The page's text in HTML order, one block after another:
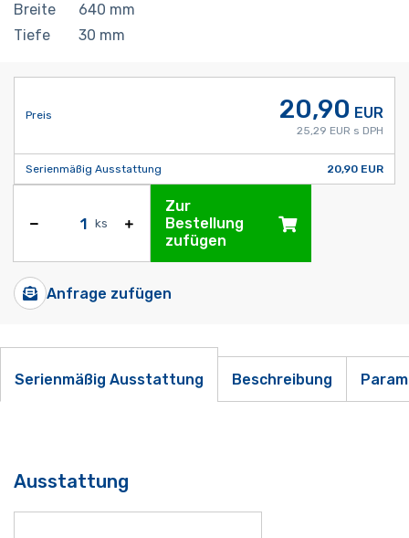
Breite
640 mm
Tiefe
30 mm
Preis 20,90 EUR
25,29 EUR s DPH
Serienmäßig Ausstattung 20,90 EUR
ks
Zur
Bestellung
zufügen
Anfrage zufügen
Serienmäßig Ausstattung Beschreibung
Ausstattung